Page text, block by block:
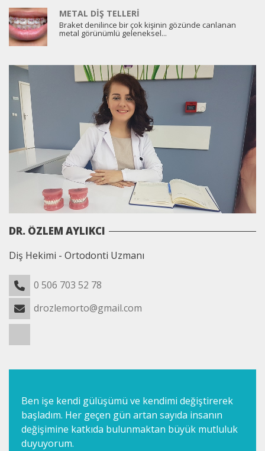
METAL DIŞ TELLERI
Braket denilince bir çok kişinin gözünde canlanan
metal görünümlü geleneksel...
DR. ÖZLEM AYLIKCI
Diş Hekimi - Ortodonti Uzmanı
0 506 703 52 78
drozlemorto@gmail.com
Ben işe kendi gülüşümü ve kendimi değiştirerek
başladım. Her geçen gün artan sayıda insanın
değişimine katkıda bulunmaktan büyük mutluluk
duyuyorum.